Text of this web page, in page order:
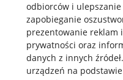
odbiorców i ulepszanie
zapobieganie
prezentowanie reklam
prywatności oraz
danych z innych źródeł.
urządzeń na